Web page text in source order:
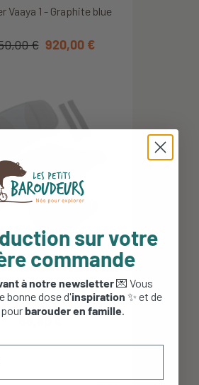
Vaaya 1 - Graphite blue
€ 920,00 €
de maintien Croozer -
Graphite Blue
sur votre
commande
à notre newsletter💌 Vous
bonne dose d'inspiration ✨ et de
pourbarouder en famille